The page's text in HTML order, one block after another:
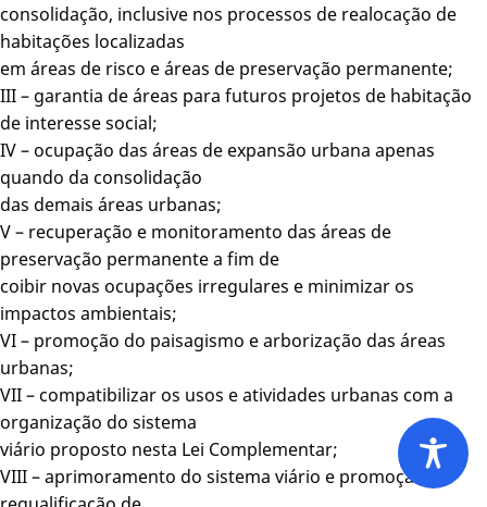
consolidação, inclusive nos processos de realocação de
habitações localizadas
em áreas de risco e áreas de preservação permanente;
III – garantia de áreas para futuros projetos de habitação
de interesse social;
IV – ocupação das áreas de expansão urbana apenas
quando da consolidação
das demais áreas urbanas;
V – recuperação e monitoramento das áreas de
preservação permanente a fim de
coibir novas ocupações irregulares e minimizar os
impactos ambientais;
VI – promoção do paisagismo e arborização das áreas
urbanas;
VII – compatibilizar os usos e atividades urbanas com a
organização do sistema
viário proposto nesta Lei Complementar;
VIII – aprimoramento do sistema viário e promoção da